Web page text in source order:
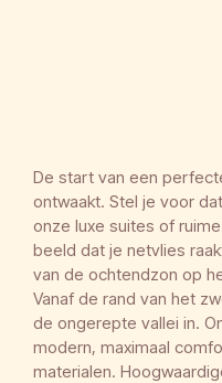
De start van een
ontwaakt. Stel je voor
onze luxe suites of
beeld dat je netvlies
van de ochtendzon op
Vanaf de rand van het
de ongerepte vallei in.
modern, maximaal
materialen.